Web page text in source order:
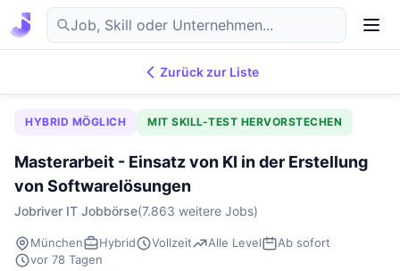
DE
Zurück zur Liste
HYBRID MÖGLICH MIT SKILL-TEST HERVORSTECHEN
Masterarbeit - Einsatz von KI in der Erstellung
von Softwarelösungen
Jobriver IT Jobbörse(7.863 weitere Jobs)
München Hybrid Vollzeit Alle Level
Ab sofort
vor 78 Tagen